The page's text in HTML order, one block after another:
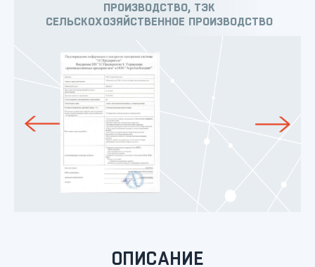
ПРОИЗВОДСТВО, ТЭК
СЕЛЬСКОХОЗЯЙСТВЕННОЕ ПРОИЗВОДСТВО
ОПИСАНИЕ